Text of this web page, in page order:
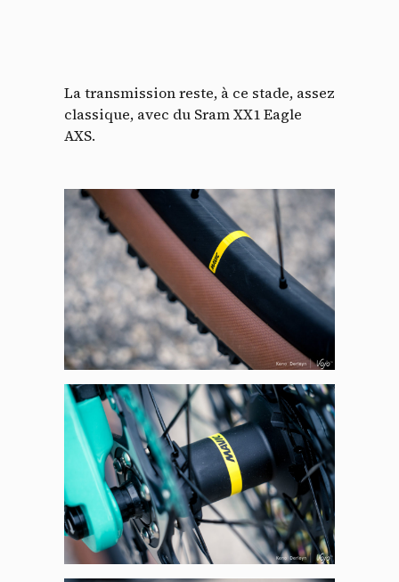
La transmission reste, à ce stade, assez
classique, avec du Sram XX1 Eagle
AXS.